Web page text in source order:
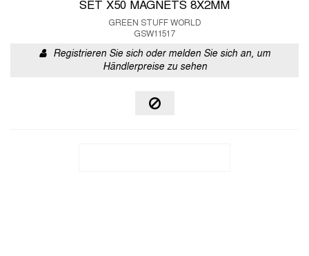
SET X50 MAGNETS 8X2MM
GREEN STUFF WORLD
GSW11517
Registrieren Sie sich oder melden Sie sich an, um
Händlerpreise zu sehen